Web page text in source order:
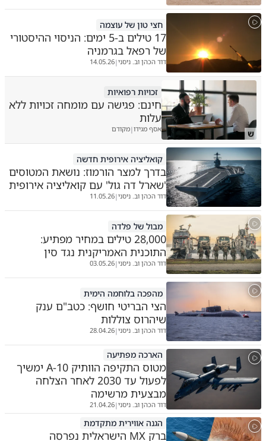
חצי טון של עוצמה
17 טילים ב-5 ימים: הניסוי ההיסטורי
של רפאל בגרמניה
דוד הכהן וב. ניסני|
14.05.26
ש
זכויות רפואיות
חינם: פגישה עם מומחה זכויות ללא
עלות
אסף מגידו|מקודם
קואליציה אירופית חדשה
בדרך למצר הורמוז: נושאת המטוסים
'שארל דה גול' עם קואליציה אירופית
דוד הכהן וב. ניסני|
11.05.26
מבול של פלדה
28,000 טילים במחיר מפתיע:
התוכנית האמריקנית נגד סין
דוד הכהן וב. ניסני|
03.05.26
מהפכה בלוחמה הימית
הצי הבריטי חושף: כטב"ם ענק
שיהרוס צוללות
דוד הכהן וב. ניסני|
28.04.26
הארכה מפתיעה
מטוס התקיפה הוותיק A-10 ימשיך
לפעול עד 2030 לאחר הצלחה
מבצעית מרשימה
דוד הכהן וב. ניסני|
21.04.26
הגנה אווירית מתקדמת
ברק MX הישראלית נפרסה